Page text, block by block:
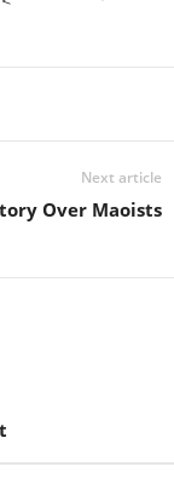
Next article
Over Maoists